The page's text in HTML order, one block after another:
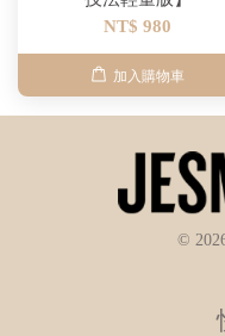
NT$ 980
加入購物車
©